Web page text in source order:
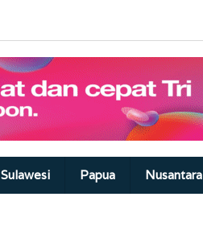
Sulawesi Papua Nusantara